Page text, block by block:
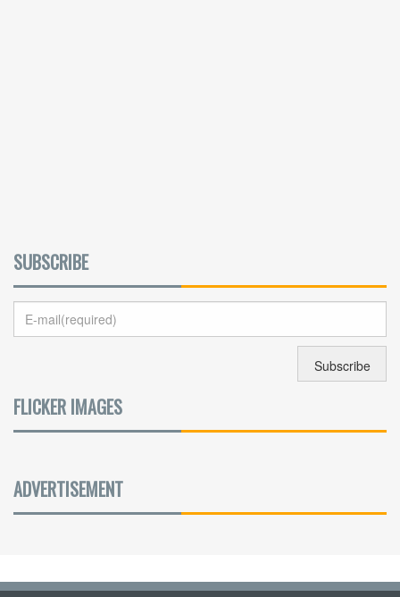
SUBSCRIBE
FLICKER IMAGES
ADVERTISEMENT